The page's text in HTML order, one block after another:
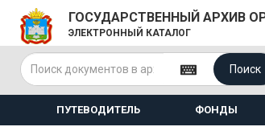
ГОСУДАРСТВЕННЫЙ АРХИВ
ЭЛЕКТРОННЫЙ КАТАЛОГ
Поиск
ПУТЕВОДИТЕЛЬ ФОНДЫ